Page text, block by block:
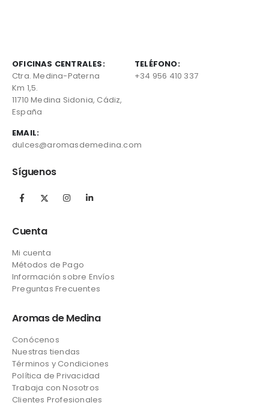
OFICINAS CENTRALES:
Ctra. Medina-Paterna
Km 1,5.
11710 Medina Sidonia, Cádiz,
España
TELÉFONO:
+34 956 410 337
EMAIL:
dulces@aromasdemedina.com
Síguenos
Cuenta
Mi cuenta
Métodos de Pago
Información sobre Envíos
Preguntas Frecuentes
Aromas de Medina
Conócenos
Nuestras tiendas
Términos y Condiciones
Política de Privacidad
Trabaja con Nosotros
Clientes Profesionales